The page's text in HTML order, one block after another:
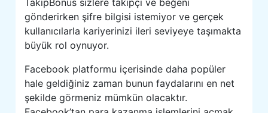
gönderirken şifre bilgisi istemiyor ve gerçek
kullanıcılarla kariyerinizi ileri seviyeye taşımakta
büyük rol oynuyor.
Facebook platformu içerisinde daha popüler
hale geldiğiniz zaman bunun faydalarını en net
şekilde görmeniz mümkün olacaktır.